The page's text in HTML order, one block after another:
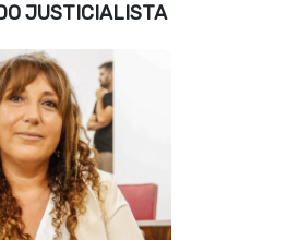
JUSTICIALISTA